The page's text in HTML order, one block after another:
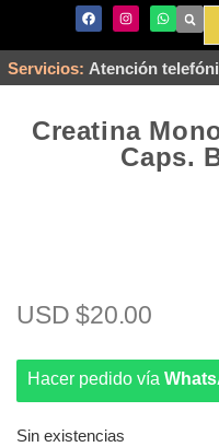
Servicios: Atención
Creatina
Caps.
USD $20.00
Sin existencias
Hacer pedido vía